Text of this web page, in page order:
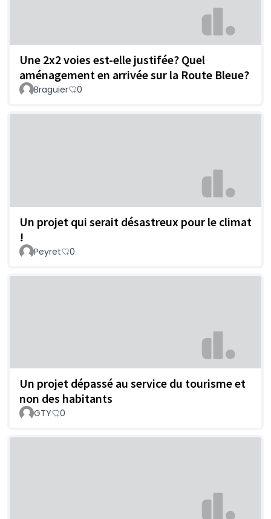
Une 2x2 voies est-elle justifée? Quel
aménagement en arrivée sur la Route Bleue?
Braguier 0
Un projet qui serait désastreux pour le climat
!
Peyret 0
Un projet dépassé au service du tourisme et
non des habitants
GTY 0